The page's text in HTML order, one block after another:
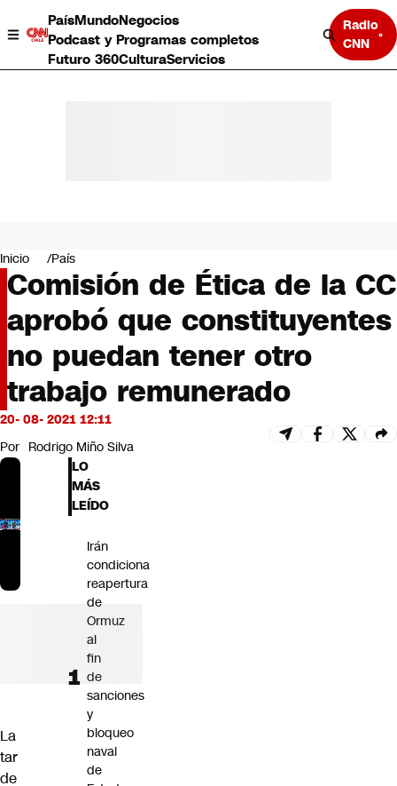
PaísMundoNegocios
Podcast y Programas completos
Futuro 360CulturaServicios
Radio
CNN
Negocios
Deportes
Programas completos
Cultura
Servicios
Bits
CNN Data
CNN tiempo
Futuro 360
Inicio País
Comisión de Ética de la CC
aprobó que constituyentes
no puedan tener otro
trabajo remunerado
20- 08- 2021 12:11
Por Rodrigo Miño Silva
La
tar
de
LO
MÁS
LEÍDO
Irán
condiciona
reapertura
de
Ormuz
al
fin
de
sanciones
y
bloqueo
naval
de